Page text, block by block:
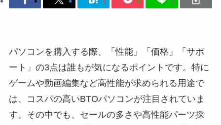
パソコンを購入する際、「性能」「価格」「サポ
ート」の3点は誰もが気になるポイントです。特に
ゲームや動画編集など高性能が求められる用途で
は、コスパの高いBTOパソコンが注目されていま
す。その中でも、セールの多さや高性能パーツ採